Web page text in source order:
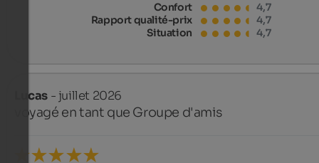
Confort
4,7
Rapport qualité-prix
4,7
Situation
4,7
Lucas - juillet 2026
voyagé en tant que Groupe d'amis